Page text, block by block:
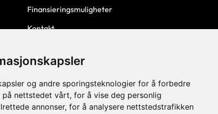
og andre sporingsteknologier for å forbedre
nettstedet vårt, for å vise deg personlig
annonser, for å analysere nettstedstrafikken
Finansieringsmuligheter
Kontakt
Kjøpsbetingelser